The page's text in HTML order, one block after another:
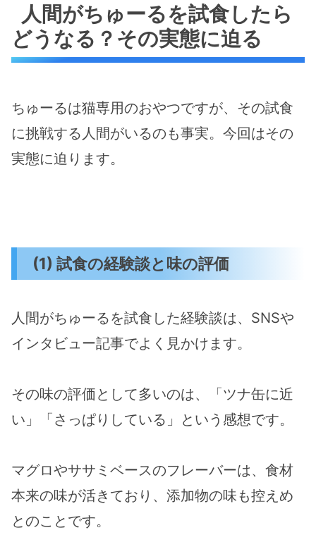
人間がちゅーるを試食したら
どうなる？その実態に迫る
ちゅーるは猫専用のおやつですが、その試食
に挑戦する人間がいるのも事実。今回はその
実態に迫ります。
(1) 試食の経験談と味の評価
人間がちゅーるを試食した経験談は、SNSや
インタビュー記事でよく見かけます。
その味の評価として多いのは、「ツナ缶に近
い」「さっぱりしている」という感想です​​。
マグロやササミベースのフレーバーは、食材
本来の味が活きており、添加物の味も控えめ
とのことです。